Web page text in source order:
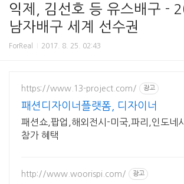
익제, 김선호 등 유스배구 -
남자배구 세계 선수권
ForReal 2017. 8. 25. 02:43
https://www.13-project.com/ 광고
패션디자이너플랫폼, 디자이너
패션쇼,팝업,해외전시-미국,파리,인도네
참가 혜택
http://www.woorispi.com/ 광고